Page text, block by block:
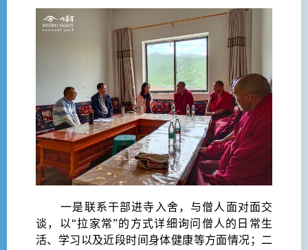
一是联系干部进寺入舍，与僧人面对面交
谈，以“拉家常”的方式详细询问僧人的日常生
活、学习以及近段时间身体健康等方面情况；二